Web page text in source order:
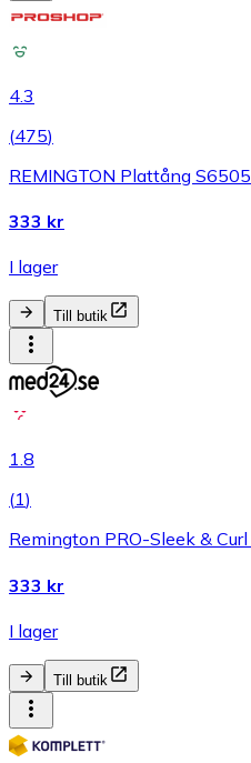
4.3
(475)
REMINGTON Plattång
333 kr
I lager
Till butik
1.8
(1)
Remington PRO-Sleek &
333 kr
I lager
Till butik